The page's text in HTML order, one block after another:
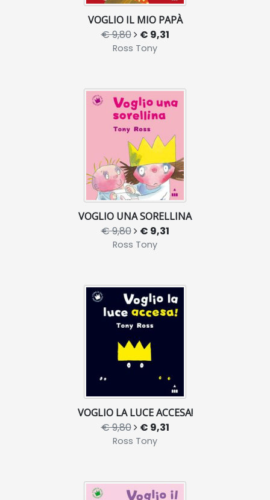
VOGLIO IL MIO PAPÀ
€ 9,80 € 9,31
Ross Tony
VOGLIO UNA SORELLINA
€ 9,80 € 9,31
Ross Tony
VOGLIO LA LUCE ACCESA!
€ 9,80 € 9,31
Ross Tony